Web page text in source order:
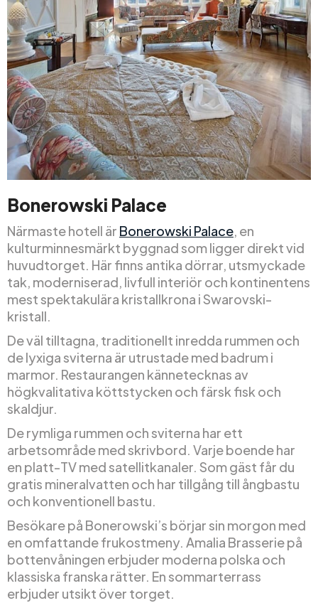
Bonerowski Palace
Närmaste hotell är Bonerowski Palace, en
kulturminnesmärkt byggnad som ligger direkt vid
huvudtorget. Här finns antika dörrar, utsmyckade
tak, moderniserad, livfull interiör och kontinentens
mest spektakulära kristallkrona i Swarovski-
kristall.
De väl tilltagna, traditionellt inredda rummen och
de lyxiga sviterna är utrustade med badrum i
marmor. Restaurangen kännetecknas av
högkvalitativa köttstycken och färsk fisk och
skaldjur.
De rymliga rummen och sviterna har ett
arbetsområde med skrivbord. Varje boende har
en platt-TV med satellitkanaler. Som gäst får du
gratis mineralvatten och har tillgång till ångbastu
och konventionell bastu.
Besökare på Bonerowski’s börjar sin morgon med
en omfattande frukostmeny. Amalia Brasserie på
bottenvåningen erbjuder moderna polska och
klassiska franska rätter. En sommarterrass
erbjuder utsikt över torget.